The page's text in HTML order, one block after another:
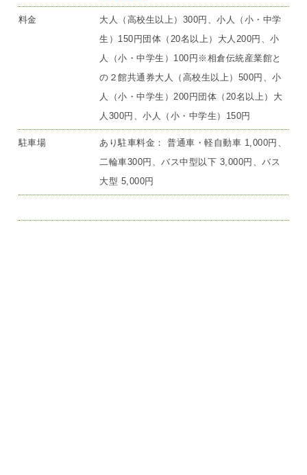
料金
大人（高校生以上）300円、小人（小・中学
生）150円団体（20名以上）大人200円、小
人（小・中学生）100円※相倉伝統産業館と
の２館共通券大人（高校生以上）500円、小
人（小・中学生）200円団体（20名以上）大
人300円、小人（小・中学生）150円
駐車場
あり駐車料金： 普通車・軽自動車 1,000円、
二輪車300円、バス中型以下 3,000円、バス
大型 5,000円